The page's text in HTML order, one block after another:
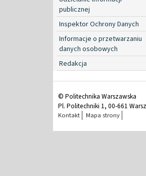
publicznej
Inspektor Ochrony Danych
Informacje o przetwarzaniu
danych osobowych
Redakcja
© Politechnika Warszawska
Pl. Politechniki 1, 00-661
Kontakt Mapa strony